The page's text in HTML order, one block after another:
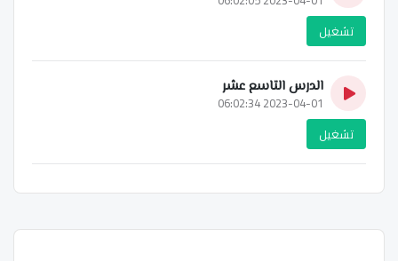
تشغيل
الدرس التاسع عشر
2023-04-01 06:02:34
تشغيل